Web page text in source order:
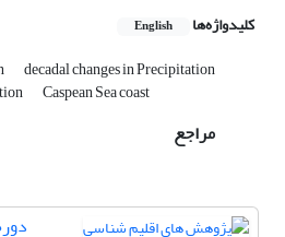
کلیدواژه‌ها English
decadal changes in Precipitation
Caspean Sea coast
مراجع